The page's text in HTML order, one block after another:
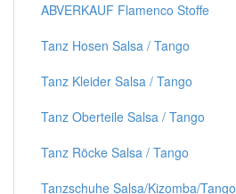
ABVERKAUF Flamenco Stoffe
Tanz Hosen Salsa / Tango
Tanz Kleider Salsa / Tango
Tanz Oberteile Salsa / Tango
Tanz Röcke Salsa / Tango
Tanzschuhe Salsa/Kizomba/Tango